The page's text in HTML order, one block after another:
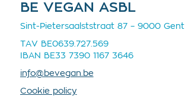
BE VEGAN ASBL
Sint-Pietersaalststraat 87 – 9000 Gent
TAV BE0639.727.569
IBAN BE33 7390 1167 3646
info@bevegan.be
Cookie policy